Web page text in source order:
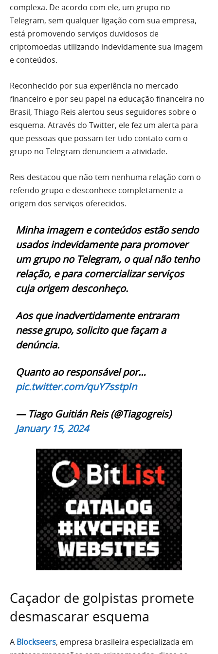
complexa. De acordo com ele, um grupo no
Telegram, sem qualquer ligação com sua empresa,
está promovendo serviços duvidosos de
criptomoedas utilizando indevidamente sua imagem
e conteúdos.
Reconhecido por sua experiência no mercado
financeiro e por seu papel na educação financeira no
Brasil, Thiago Reis alertou seus seguidores sobre o
esquema. Através do Twitter, ele fez um alerta para
que pessoas que possam ter tido contato com o
grupo no Telegram denunciem a atividade.
Reis destacou que não tem nenhuma relação com o
referido grupo e desconhece completamente a
origem dos serviços oferecidos.
Minha imagem e conteúdos estão sendo
usados indevidamente para promover
um grupo no Telegram, o qual não tenho
relação, e para comercializar serviços
cuja origem desconheço.
Aos que inadvertidamente entraram
nesse grupo, solicito que façam a
denúncia.
Quanto ao responsável por…
pic.twitter.com/quY7sstpIn
— Tiago Guitián Reis (@Tiagogreis)
January 15, 2024
Caçador de golpistas promete
desmascarar esquema
A Blockseers, empresa brasileira especializada em